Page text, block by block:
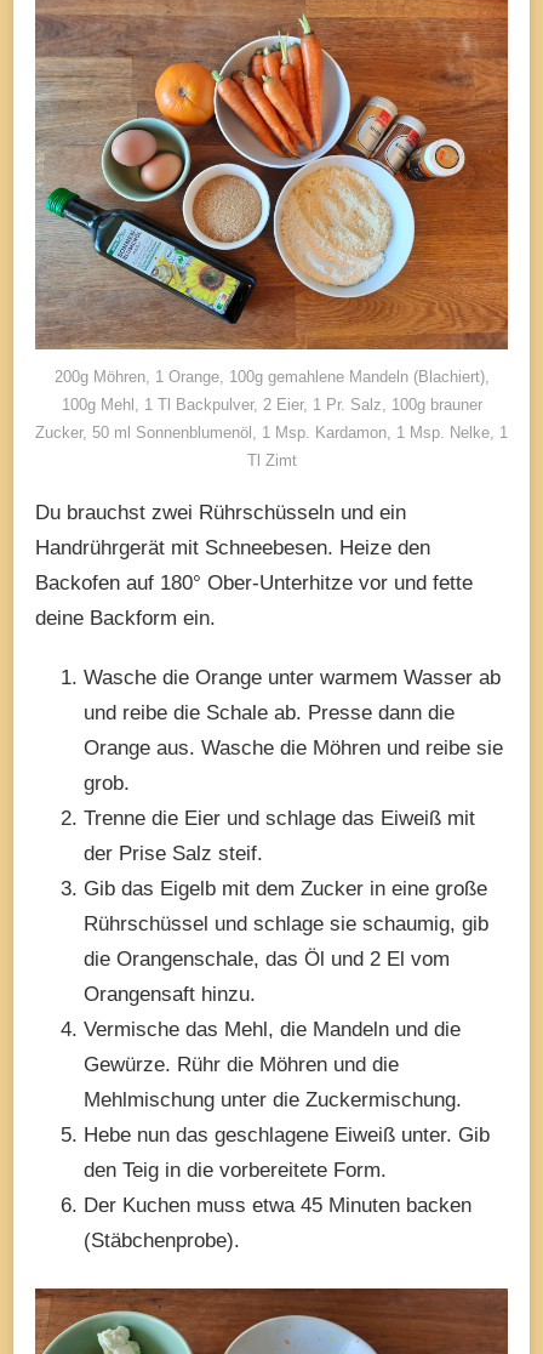
200g Möhren, 1 Orange, 100g gemahlene Mandeln (Blachiert),
100g Mehl, 1 Tl Backpulver, 2 Eier, 1 Pr. Salz, 100g brauner
Zucker, 50 ml Sonnenblumenöl, 1 Msp. Kardamon, 1 Msp. Nelke, 1
Tl Zimt
Du brauchst zwei Rührschüsseln und ein
Handrührgerät mit Schneebesen. Heize den
Backofen auf 180° Ober-Unterhitze vor und fette
deine Backform ein.
Wasche die Orange unter warmem Wasser ab
und reibe die Schale ab. Presse dann die
Orange aus. Wasche die Möhren und reibe sie
grob.
Trenne die Eier und schlage das Eiweiß mit
der Prise Salz steif.
Gib das Eigelb mit dem Zucker in eine große
Rührschüssel und schlage sie schaumig, gib
die Orangenschale, das Öl und 2 El vom
Orangensaft hinzu.
Vermische das Mehl, die Mandeln und die
Gewürze. Rühr die Möhren und die
Mehlmischung unter die Zuckermischung.
Hebe nun das geschlagene Eiweiß unter. Gib
den Teig in die vorbereitete Form.
Der Kuchen muss etwa 45 Minuten backen
(Stäbchenprobe).